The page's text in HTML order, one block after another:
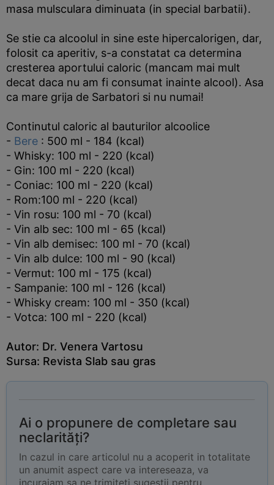
masa mulsculara diminuata (in special barbatii).
Se stie ca alcoolul in sine este hipercalorigen, dar,
folosit ca aperitiv, s-a constatat ca determina
cresterea aportului caloric (mancam mai mult
decat daca nu am fi consumat inainte alcool). Asa
ca mare grija de Sarbatori si nu numai!
Continutul caloric al bauturilor alcoolice
- Bere : 500 ml - 184 (kcal)
- Whisky: 100 ml - 220 (kcal)
- Gin: 100 ml - 220 (kcal)
- Coniac: 100 ml - 220 (kcal)
- Rom:100 ml - 220 (kcal)
- Vin rosu: 100 ml - 70 (kcal)
- Vin alb sec: 100 ml - 65 (kcal)
- Vin alb demisec: 100 ml - 70 (kcal)
- Vin alb dulce: 100 ml - 90 (kcal)
- Vermut: 100 ml - 175 (kcal)
- Sampanie: 100 ml - 126 (kcal)
- Whisky cream: 100 ml - 350 (kcal)
- Votca: 100 ml - 220 (kcal)
Autor: Dr. Venera Vartosu
Sursa: Revista Slab sau gras
Ai o propunere de completare sau
neclarități?
In cazul in care articolul nu a acoperit in totalitate
un anumit aspect care va intereseaza, va
incurajam sa ne trimiteti sugestii pentru